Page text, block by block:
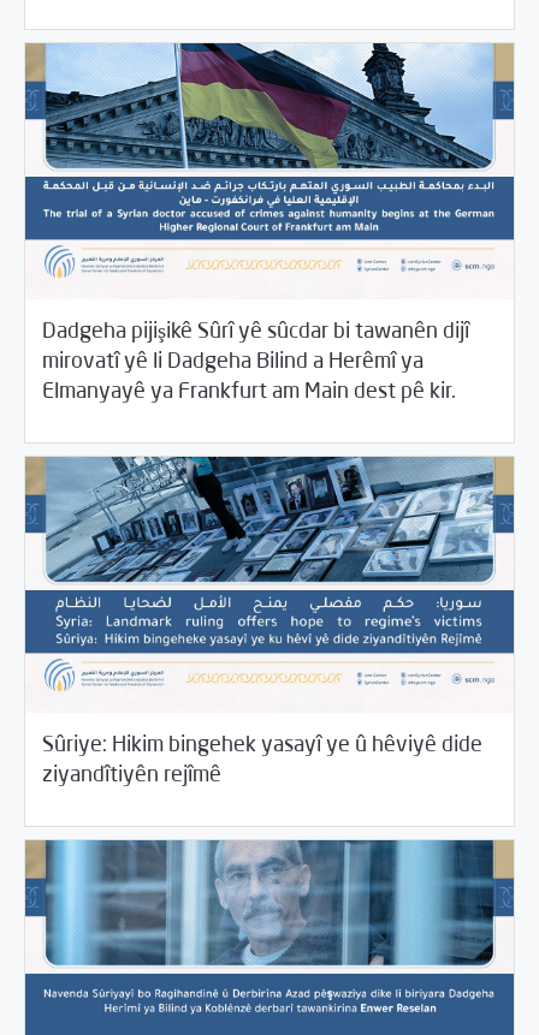
Dadgeha pijişikê Sûrî yê sûcdar bi tawanên dijî
mirovatî yê li Dadgeha Bilind a Herêmî ya
Elmanyayê ya Frankfurt am Main dest pê kir.
28/2022 Beyannameyên SCMê
Sûriye: Hikim bingehek yasayî ye û hêviyê dide
ziyandîtiyên rejîmê
18/2022 Beyannameyên SCMê